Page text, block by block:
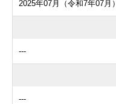
2025年07月（令和7年07月）
---
---